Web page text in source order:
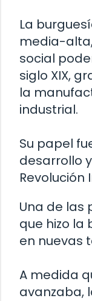
La
media-
social
siglo XIX,
la
industrial.
Su papel
desarrollo
Revolución
Una de las
que hizo la
en nuevas
A medida
avanzaba,